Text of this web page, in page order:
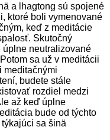
a lhagtong sú spojené
ktoré boli vymenované
keď z meditácie
Skutočný
úplne neutralizované
sa už v meditácii
meditačnými
budete stále
rozdiel medzi
až keď úplne
bude od týchto
sa šinä